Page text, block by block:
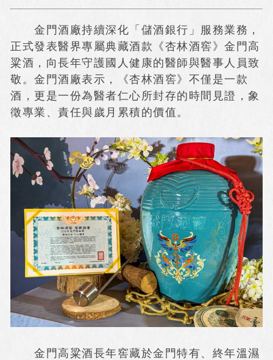
金門酒廠持續深化「儲酒銀行」服務業務，
正式發表醫界專屬典藏酒款《杏林酒窖》金門高
粱酒，向長年守護國人健康的醫師與醫事人員致
敬。金門酒廠表示，《杏林酒窖》不僅是一款
酒，更是一份為醫者仁心所封存的時間見證，象
徵專業、責任與歲月累積的價值。
金門高粱酒長年窖藏於金門特有、終年溫濕